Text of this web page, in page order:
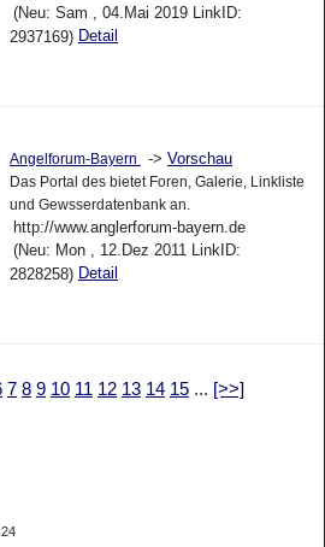
(Neu: Sam , 04.Mai 2019 LinkID:
2937169) Detail
Angelforum-Bayern -> Vorschau
Das Portal des bietet Foren, Galerie, Linkliste
und Gewsserdatenbank an.
http://www.anglerforum-bayern.de
(Neu: Mon , 12.Dez 2011 LinkID:
2828258) Detail
7 8 9 10 11 12 13 14 15 ... [>>]